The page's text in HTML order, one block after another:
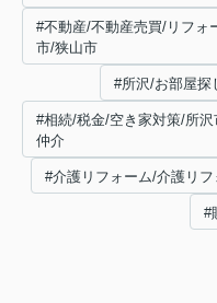
#不動産/不動産売買/リフォ
市/狭山市
#所沢/お部屋探
#相続/税金/空き家対策/所
仲介
#介護リフォーム/介護リ
#